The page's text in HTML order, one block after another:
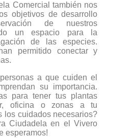
Comercial también nos
objetivos de desarrollo
de nuestros
un espacio para la
de las especies.
permitido conectar y
a que cuiden el
su importancia.
para tener tus plantas
oficina o zonas a tu
los cuidados necesarios?
Ciudadela en el Vivero
esperamos!